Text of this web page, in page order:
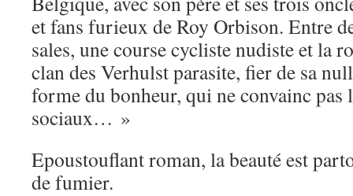
et fans furieux de Roy Orbison. Entre
sales, une course cycliste nudiste et la
clan des Verhulst parasite, fier de sa
forme du bonheur, qui ne convainc pas
sociaux… »
Epoustouflant roman, la beauté est
de fumier.